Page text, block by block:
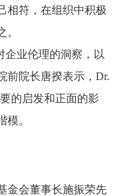
相符，在组织中积极
。
业伦理的洞察，以
前院长唐揆表示，Dr.
的启发和正面的影
模。
金会董事长施振荣先